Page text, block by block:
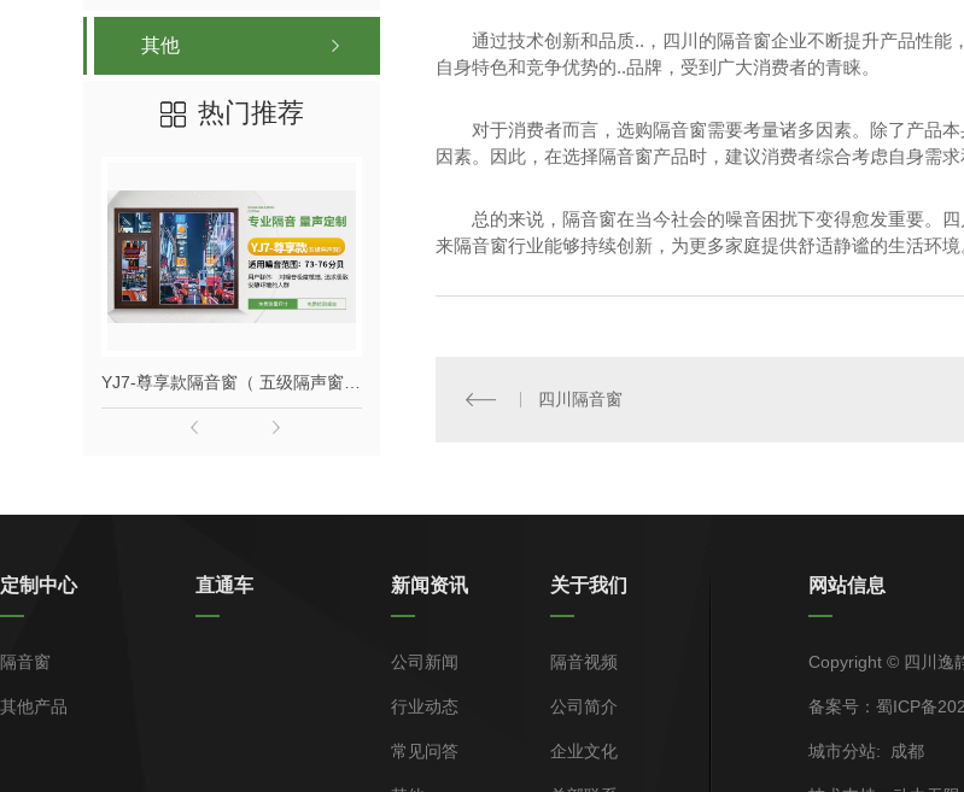
其他
热门推荐
通过技术创新和品质..，四川的隔音窗企业不断提升产品性
自身特色和竞争优势的..品牌，受到广大消费者的青睐。
对于消费者而言，选购隔音窗需要考量诸多因素。除了产品
因素。因此，在选择隔音窗产品时，建议消费者综合考虑自身需
总的来说，隔音窗在当今社会的噪音困扰下变得愈发重要。
来隔音窗行业能够持续创新，为更多家庭提供舒适静谧的生活环境
四川隔音窗
定制中心
隔音窗
其他产品
直通车 新闻资讯
公司新闻
行业动态
常见问答
关于我们
隔音视频
公司简介
企业文化
网站信息
Copyright © 四川逸
备案号： 蜀ICP备
城市分站: 成都